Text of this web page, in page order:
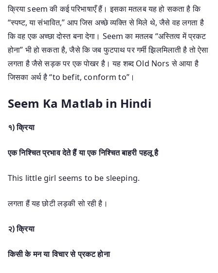
क्रिया seem की कई परिभाषाएँ हैं। इसका मतलब यह हो सकता है कि
“स्पष्ट, या संभावित,” आप जिस अच्छे व्यक्ति से मिले थे, जैसे वह लगता है
कि वह एक अच्छा दोस्त बना देगा। Seem का मतलब “अस्तित्व में प्रकट
होना” भी हो सकता है, जैसे कि जब फुटपाथ पर गर्मी झिलमिलाती है तो ऐसा
लगता है जैसे सड़क पर एक पोखर है। यह शब्द Old Nors से आया है
जिसका अर्थ है “to befit, conform to”।
Seem Ka Matlab in Hindi
१) क्रिया
एक निश्चित प्रभाव देते हैं या एक निश्चित बाहरी पहलू है
This little girl seems to be sleeping.
लगता हैं यह छोटी लड़की सो रही है।
२) क्रिया
किसी के मन या विचार से प्रकट होना